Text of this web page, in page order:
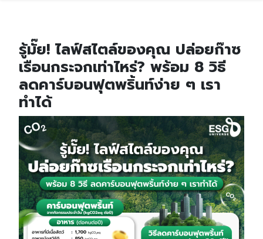
รู้มั๊ย! ไลฟ์สไตล์ของคุณ ปล่อยก๊าซ
เรือนกระจกเท่าไหร่? พร้อม 8 วิธี
ลดคาร์บอนฟุตพริ้นท์ง่าย ๆ เรา
ทำได้